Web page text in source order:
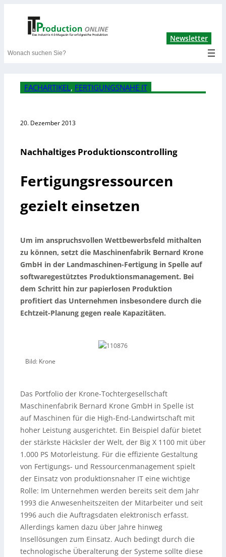
Newsletter
Search
FACHARTIKEL , FERTIGUNGSNAHE IT
20. Dezember 2013
Nachhaltiges Produktionscontrolling
Fertigungsressourcen
gezielt einsetzen
Um im anspruchsvollen Wettbewerbsfeld mithalten
zu können, setzt die Maschinenfabrik Bernard Krone
GmbH in der Landmaschinen-Fertigung in Spelle auf
softwaregestütztes Produktionsmanagement. Bei
dem Schritt hin zur papierlosen Produktion
profitiert das Unternehmen insbesondere durch die
Echtzeit-Planung gegen reale Kapazitäten.
Bild: Krone
Das Portfolio der Krone-Tochtergesellschaft
Maschinenfabrik Bernard Krone GmbH in Spelle ist
auf Maschinen für die High-End-Landwirtschaft mit
hoher Leistung ausgerichtet. Ein Beispiel dafür bietet
der stärkste Häcksler der Welt, der Big X 1100 mit über
1.000 PS Motorleistung. Für die effiziente Gestaltung
von Fertigungs- und Ressourcenmanagement spielt
der Einsatz von produktionsnaher IT eine wichtige
Rolle: Im Unternehmen werden bereits seit dem Jahr
1993 die Anwesenheitszeiten der Mitarbeiter und seit
1996 auch die Auftragsdaten elektronisch erfasst.
Allerdings kamen dazu über Jahre hinweg
Insellösungen zum Einsatz. Auch bedingt durch die
technologische Überalterung der Systeme sollte diese